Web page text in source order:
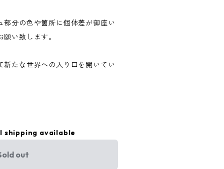
分の色や箇所に個体差が御座い
い致します。
新たな世界への入り口を開いてい
shipping available
out